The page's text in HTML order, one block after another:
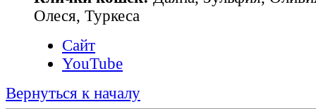
Олеся, Туркеса
Сайт
YouTube
Вернуться к началу